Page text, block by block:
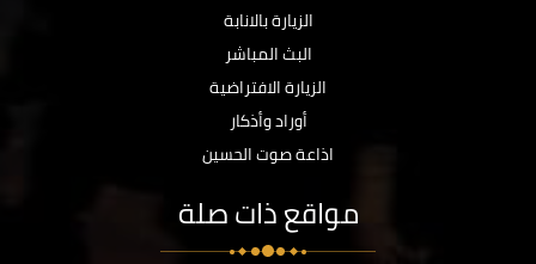
الزيارة بالانابة
البث المباشر
الزيارة الافتراضية
أوراد وأذكار
اذاعة صوت الحسين
مواقع ذات صلة